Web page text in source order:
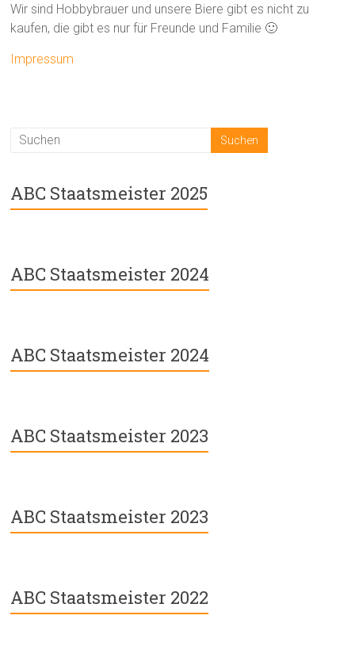
Wir sind Hobbybrauer und unsere Biere gibt es nicht zu
kaufen, die gibt es nur für Freunde und Familie 🙂
Impressum
ABC Staatsmeister 2025
ABC Staatsmeister 2024
ABC Staatsmeister 2024
ABC Staatsmeister 2023
ABC Staatsmeister 2023
ABC Staatsmeister 2022